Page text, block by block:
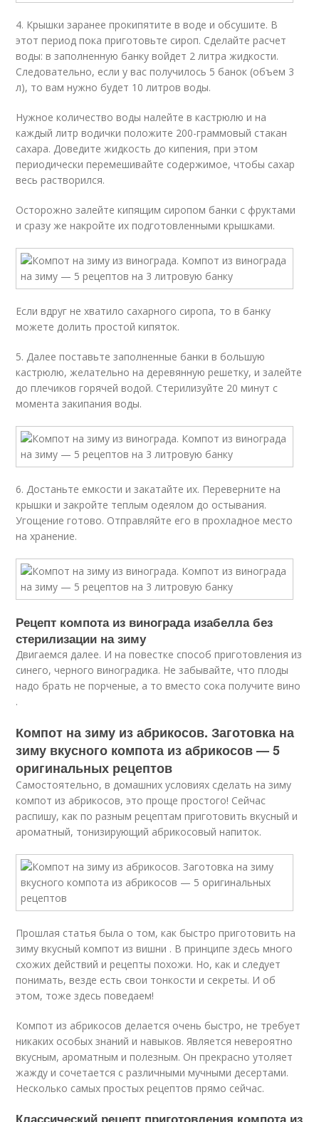
4. Крышки заранее прокипятите в воде и обсушите. В
этот период пока приготовьте сироп. Сделайте расчет
воды: в заполненную банку войдет 2 литра жидкости.
Следовательно, если у вас получилось 5 банок (объем 3
л), то вам нужно будет 10 литров воды.
Нужное количество воды налейте в кастрюлю и на
каждый литр водички положите 200-граммовый стакан
сахара. Доведите жидкость до кипения, при этом
периодически перемешивайте содержимое, чтобы сахар
весь растворился.
Осторожно залейте кипящим сиропом банки с фруктами
и сразу же накройте их подготовленными крышками.
Если вдруг не хватило сахарного сиропа, то в банку
можете долить простой кипяток.
5. Далее поставьте заполненные банки в большую
кастрюлю, желательно на деревянную решетку, и залейте
до плечиков горячей водой. Стерилизуйте 20 минут с
момента закипания воды.
6. Достаньте емкости и закатайте их. Переверните на
крышки и закройте теплым одеялом до остывания.
Угощение готово. Отправляйте его в прохладное место
на хранение.
Рецепт компота из винограда изабелла без
стерилизации на зиму
Двигаемся далее. И на повестке способ приготовления из
синего, черного виноградика. Не забывайте, что плоды
надо брать не порченые, а то вместо сока получите вино
.
Компот на зиму из абрикосов. Заготовка на
зиму вкусного компота из абрикосов — 5
оригинальных рецептов
Самостоятельно, в домашних условиях сделать на зиму
компот из абрикосов, это проще простого! Сейчас
распишу, как по разным рецептам приготовить вкусный и
ароматный, тонизирующий абрикосовый напиток.
Прошлая статья была о том, как быстро приготовить на
зиму вкусный компот из вишни . В принципе здесь много
схожих действий и рецепты похожи. Но, как и следует
понимать, везде есть свои тонкости и секреты. И об
этом, тоже здесь поведаем!
Компот из абрикосов делается очень быстро, не требует
никаких особых знаний и навыков. Является невероятно
вкусным, ароматным и полезным. Он прекрасно утоляет
жажду и сочетается с различными мучными десертами.
Несколько самых простых рецептов прямо сейчас.
Классический рецепт приготовления компота из